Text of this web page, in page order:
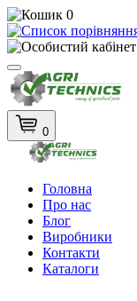
0
0
Головна
Про нас
Блог
Виробники
Контакти
Каталоги